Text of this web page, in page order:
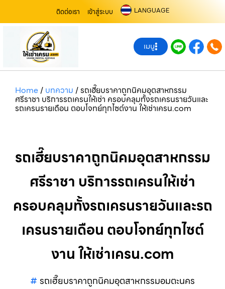
ติดต่อเรา เข้าสู่ระบบ LANGUAGE
เมนู
Home/ บทความ /รถเฮี๊ยบราคาถูกนิคมอุตสาหกรรม
ศรีราชา บริการรถเครนให้เช่า ครอบคลุมทั้งรถเครนรายวันและ
รถเครนรายเดือน ตอบโจทย์ทุกไซต์งาน ให้เช่าเครน.com
รถเฮี๊ยบราคาถูกนิคมอุตสาหกรรม
ศรีราชา บริการรถเครนให้เช่า
ครอบคลุมทั้งรถเครนรายวันและรถ
เครนรายเดือน ตอบโจทย์ทุกไซต์
งาน ให้เช่าเครน.com
รถเฮี๊ยบราคาถูกนิคมอุตสาหกรรมอมตะนคร